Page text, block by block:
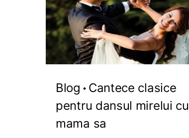
Blog
Cantece clasice
pentru dansul mirelui cu
mama sa